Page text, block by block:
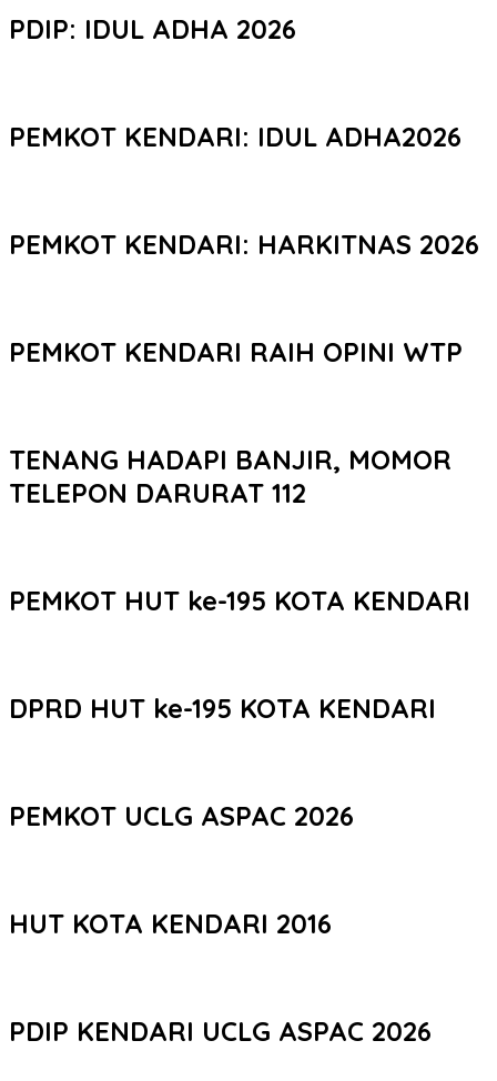
PDIP: IDUL ADHA 2026
PEMKOT KENDARI: IDUL ADHA2026
PEMKOT KENDARI: HARKITNAS 2026
PEMKOT KENDARI RAIH OPINI WTP
TENANG HADAPI BANJIR, MOMOR
TELEPON DARURAT 112
PEMKOT HUT ke-195 KOTA KENDARI
DPRD HUT ke-195 KOTA KENDARI
PEMKOT UCLG ASPAC 2026
HUT KOTA KENDARI 2016
PDIP KENDARI UCLG ASPAC 2026